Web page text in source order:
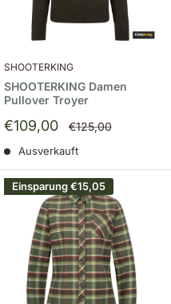
SHOOTERKING
SHOOTERKING Damen
Pullover Troyer
Sonderpreis
€109,00 Normalpreis
€125,00
Ausverkauft
Einsparung€15,05